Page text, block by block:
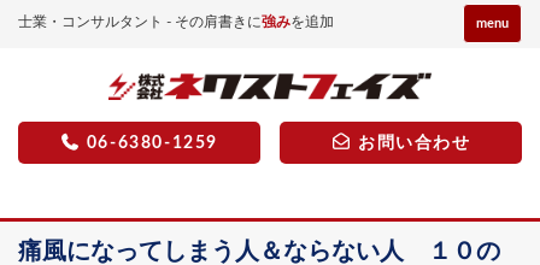
士業・コンサルタント - その肩書きに強みを追加 menu
06-6380-1259 お問い合わせ
痛風になってしまう人＆ならない人 １０の